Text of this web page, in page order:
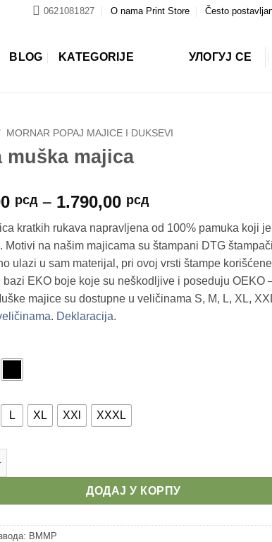
0621081827 O nama Print Store Često
BLOG KATEGORIJE УЛОГУЈ СЕ
MORNAR POPAJ MAJICE I DUKSEVI
muška majica
рсд – 1.790,00 рсдРаспон
од
1.590,00 рсд
до
1.790,00 рсд
kratkih rukava napravljena od 100% pamuka koji
Motivi na našim majicama su štampani DTG
ulazi u sam materijal, pri ovoj vrsti štampe
bazi EKO boje koje su neškodljive i poseduju OEKO
majice su dostupne u veličinama S, M, L, XL,
. Deklaracija.
L XL XXl XXXL
majica количина
ДОДАЈ У КОРПУ
BMMP